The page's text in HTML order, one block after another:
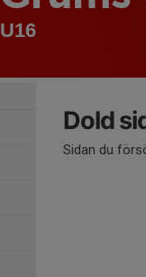
U16
Dold
Sidan du